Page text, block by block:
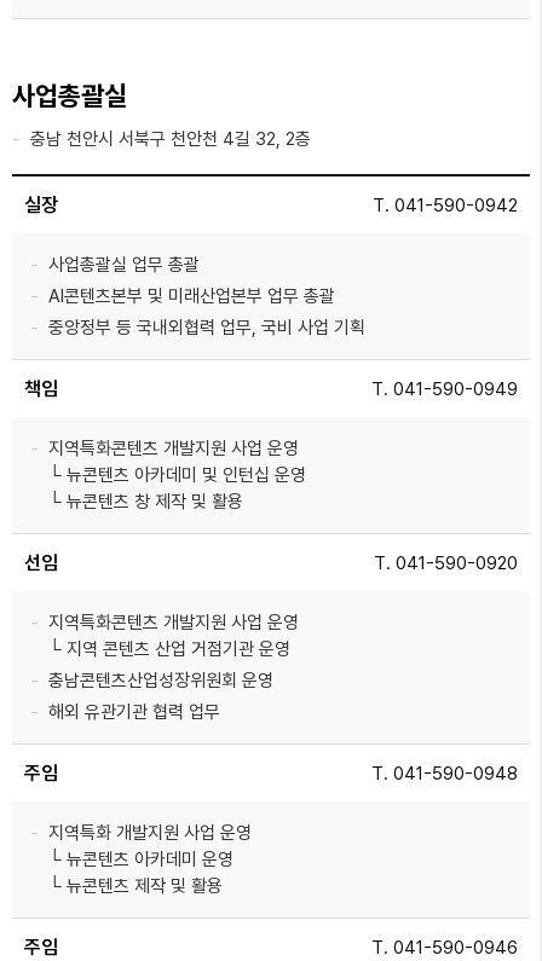
사업총괄실
충남 천안시 서북구 천안천 4길 32, 2층
실장 T. 041-590-0942
사업총괄실 업무 총괄
AI콘텐츠본부 및 미래산업본부 업무 총괄
중앙정부 등 국내외협력 업무, 국비 사업 기획
책임 T. 041-590-0949
지역특화콘텐츠 개발지원 사업 운영
└ 뉴콘텐츠 아카데미 및 인턴십 운영
└ 뉴콘텐츠 창 제작 및 활용
선임 T. 041-590-0920
지역특화콘텐츠 개발지원 사업 운영
└ 지역 콘텐츠 산업 거점기관 운영
충남콘텐츠산업성장위원회 운영
해외 유관기관 협력 업무
주임 T. 041-590-0948
지역특화 개발지원 사업 운영
└ 뉴콘텐츠 아카데미 운영
└ 뉴콘텐츠 제작 및 활용
주임 T. 041-590-0946